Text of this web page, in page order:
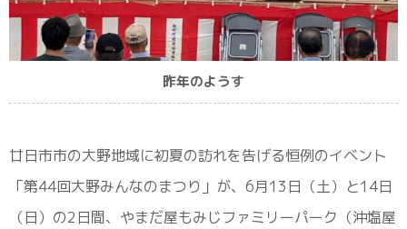
昨年のようす
廿日市市の大野地域に初夏の訪れを告げる恒例のイベント
「第44回大野みんなのまつり」が、6月13日（土）と14日
（日）の2日間、やまだ屋もみじファミリーパーク（沖塩屋